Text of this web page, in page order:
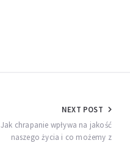
NEXT POST
Jak chrapanie wpływa na jakość
naszego życia i co możemy z